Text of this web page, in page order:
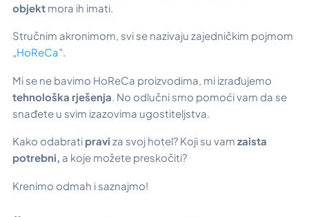
objekt mora ih imati.
Stručnim akronimom, svi se nazivaju zajedničkim pojmom
„HoReCa”.
Mi se ne bavimo HoReCa proizvodima, mi izrađujemo
tehnološka rješenja . No odlučni smo pomoći vam da se
snađete u svim izazovima ugostiteljstva.
Kako odabrati pravi za svoj hotel? Koji su vam zaista
potrebni, a koje možete preskočiti?
Krenimo odmah i saznajmo!